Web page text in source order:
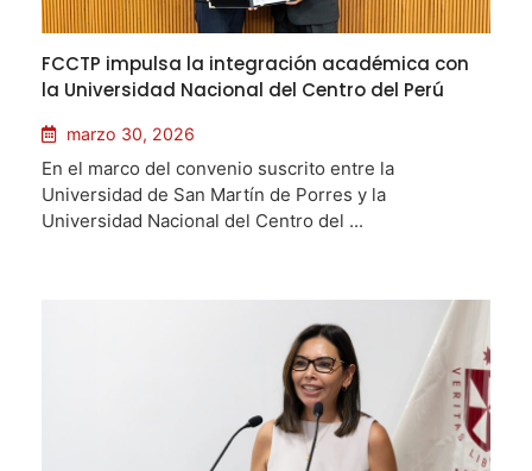
FCCTP impulsa la integración académica con
la Universidad Nacional del Centro del Perú
marzo 30, 2026
En el marco del convenio suscrito entre la
Universidad de San Martín de Porres y la
Universidad Nacional del Centro del ...